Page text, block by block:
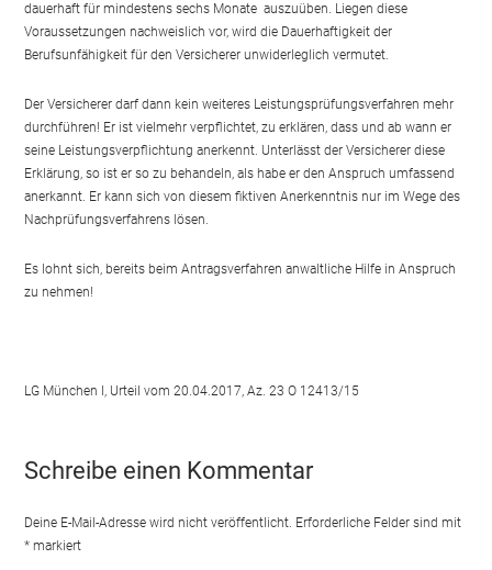
dauerhaft für mindestens sechs Monate auszuüben. Liegen diese
Voraussetzungen nachweislich vor, wird die Dauerhaftigkeit der
Berufsunfähigkeit für den Versicherer unwiderleglich vermutet.
Der Versicherer darf dann kein weiteres Leistungsprüfungsverfahren mehr
durchführen! Er ist vielmehr verpflichtet, zu erklären, dass und ab wann er
seine Leistungsverpflichtung anerkennt. Unterlässt der Versicherer diese
Erklärung, so ist er so zu behandeln, als habe er den Anspruch umfassend
anerkannt. Er kann sich von diesem fiktiven Anerkenntnis nur im Wege des
Nachprüfungsverfahrens lösen.
Es lohnt sich, bereits beim Antragsverfahren anwaltliche Hilfe in Anspruch
zu nehmen!
LG München I, Urteil vom 20.04.2017, Az. 23 O 12413/15
Schreibe einen Kommentar
Deine E-Mail-Adresse wird nicht veröffentlicht. Erforderliche Felder sind mit
*markiert